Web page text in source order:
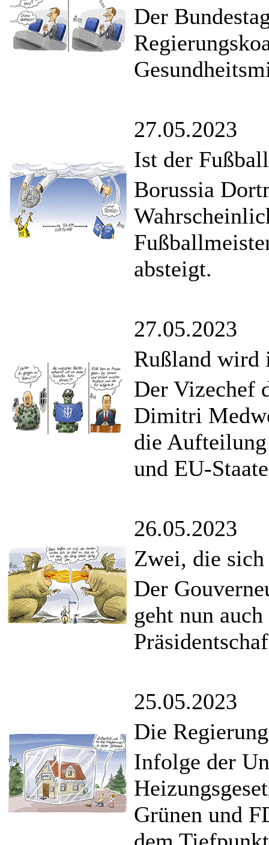
Der
27.05.2023
Ist der
Borussia
absteigt.
27.05.2023
Rußland wird
Der Vizechef
Dimitri
die
und EU-
26.05.2023
Zwei, die
Der
geht nun
25.05.2023
Die
Infolge der
Grünen und